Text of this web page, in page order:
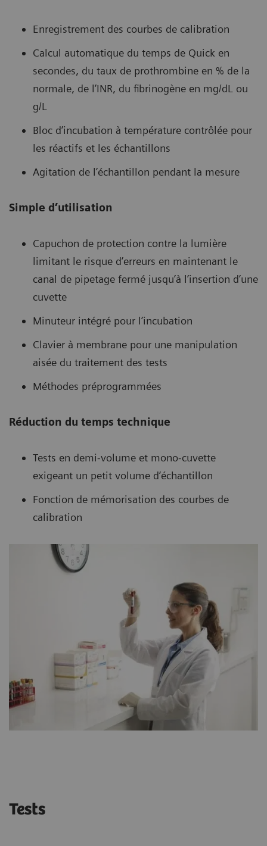
Enregistrement des courbes de calibration
Calcul automatique du temps de Quick en
secondes, du taux de prothrombine en % de la
normale, de l’INR, du fibrinogène en mg/dL ou
g/L
Bloc d’incubation à température contrôlée pour
les réactifs et les échantillons
Agitation de l’échantillon pendant la mesure
Simple d’utilisation
Capuchon de protection contre la lumière
limitant le risque d’erreurs en maintenant le
canal de pipetage fermé jusqu’à l’insertion d’une
cuvette
Minuteur intégré pour l’incubation
Clavier à membrane pour une manipulation
aisée du traitement des tests
Méthodes préprogrammées
Réduction du temps technique
Tests en demi-volume et mono-cuvette
exigeant un petit volume d’échantillon
Fonction de mémorisation des courbes de
calibration
Tests